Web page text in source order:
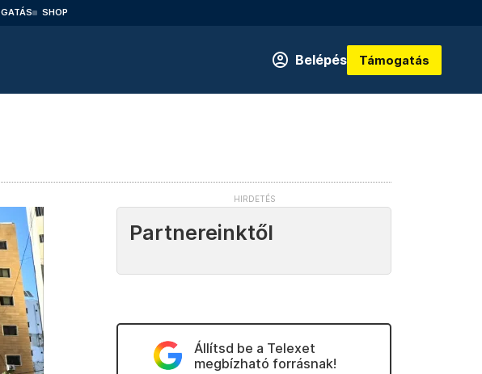
SHOP
Belépés Támogatás
Partnereinktől
Állítsd be a Telexet
megbízható forrásnak!